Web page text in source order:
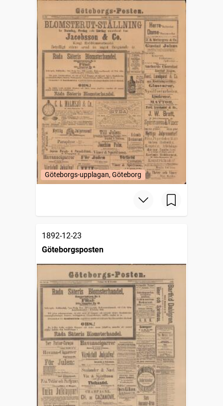
Göteborgs-upplagan, Göteborg
1892-12-23
Göteborgsposten